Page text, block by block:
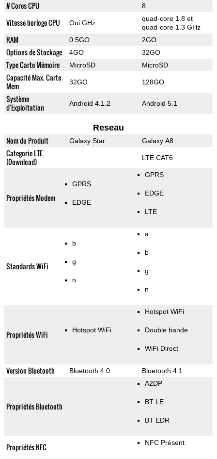
# Cores CPU 8
Vitesse horloge CPU Oui GHz
quad-core 1.8 et
quad-core 1.3 GHz
RAM 0.5GO 2GO
Options de Stockage 4GO 32GO
Type Carte Mémoire MicroSD MicroSD
Capacité Max. Carte
Mem
32GO 128GO
Système
d'Exploitation
Android 4.1.2 Android 5.1
Reseau
Nom du Produit Galaxy Star Galaxy A8
Categorie LTE
(Download)
LTE CAT6
Propriétés Modem
GPRS
EDGE
GPRS
EDGE
LTE
Standards WiFi
b
g
n
a
b
g
n
Propriétés WiFi Hotspot WiFi
Hotspot WiFi
Double bande
WiFi Direct
Version Bluetooth Bluetooth 4.0 Bluetooth 4.1
Propriétés Bluetooth
A2DP
BT LE
BT EDR
Propriétés NFC NFC Présent